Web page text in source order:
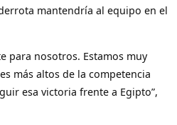
mantendría al equipo en el
para nosotros. Estamos muy
más altos de la competencia
esa victoria frente a Egipto”,